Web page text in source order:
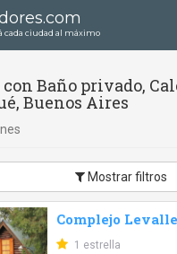
cada ciudad al máximo
con Baño privado,
Buenos Aires
Mostrar filtros
Complejo Levalle
1 estrella